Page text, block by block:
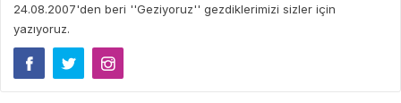
24.08.2007'den beri ''Geziyoruz'' gezdiklerimizi sizler için
yazıyoruz.